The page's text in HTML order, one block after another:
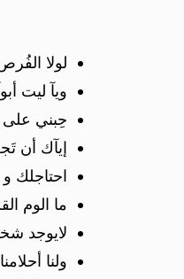
لولا الفُرص
ويآ ليت
حِبني على
إيآك أن
احتاجلك
ما الوم
لايوجد
ولنا